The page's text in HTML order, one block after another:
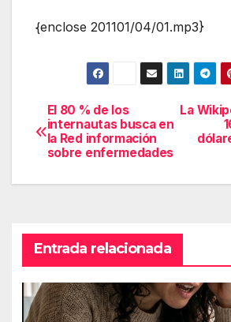
{enclose 201101/04/01.mp3}
Navegación
de
entradas
La
El 80 % de los
internautas busca en
la Red información
sobre enfermedades
Entrada relacionada